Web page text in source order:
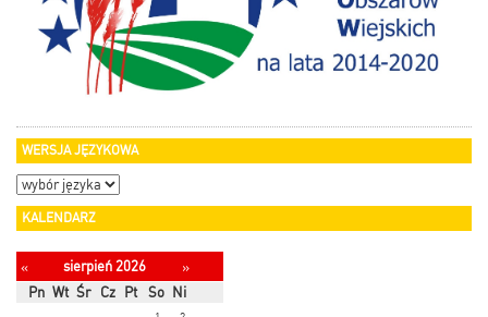
WERSJA JĘZYKOWA
KALENDARZ
« sierpień 2026
»
Pn Wt Śr Cz Pt So Ni